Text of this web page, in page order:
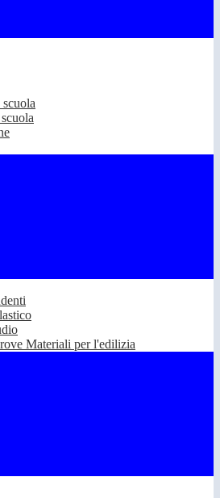
Materiali per l'edilizia